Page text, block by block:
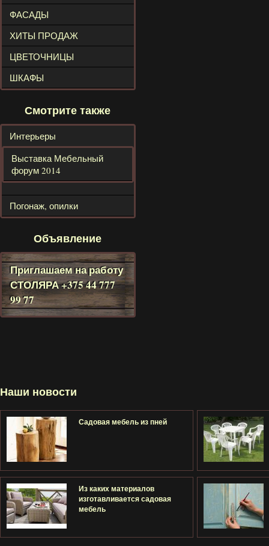
ФАСАДЫ
ХИТЫ ПРОДАЖ
ЦВЕТОЧНИЦЫ
ШКАФЫ
Смотрите также
Интерьеры
Выставка Мебельный
форум 2014
Погонаж, опилки
Объявление
Приглашаем на работу
СТОЛЯРА+375 44 777
99 77
Наши новости
Садовая мебель из пней
Из каких материалов
изготавливается садовая
мебель